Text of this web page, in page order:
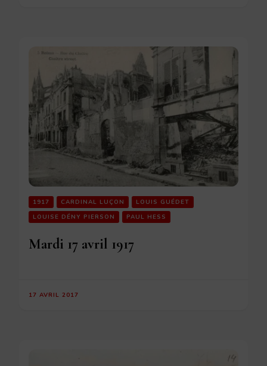
1917 CARDINAL LUÇON
LOUIS GUÉDET
LOUISE DÉNY PIERSON
PAUL HESS
Mardi 17 avril 1917
17 AVRIL 2017